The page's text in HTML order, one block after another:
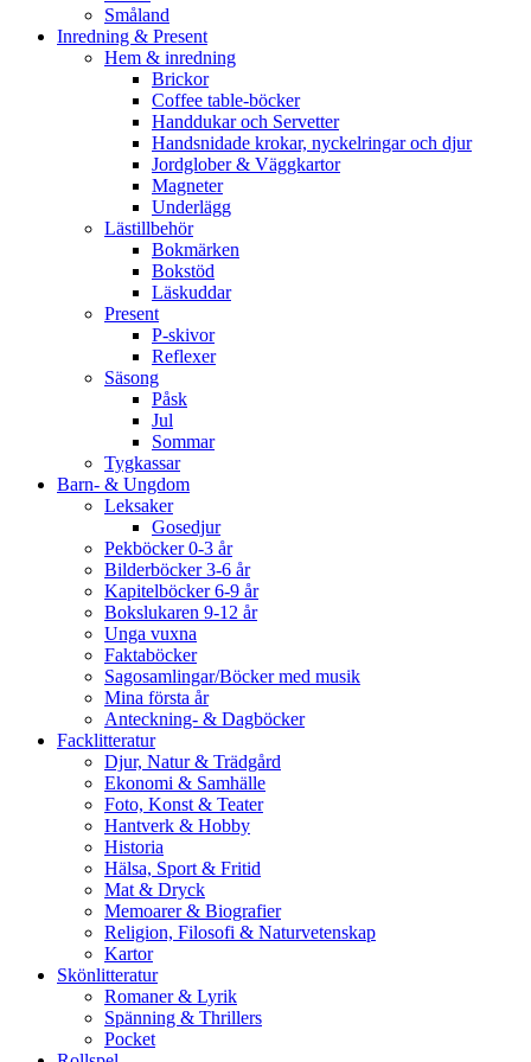
Småland
Inredning & Present
Hem & inredning
Brickor
Coffee table-böcker
Handdukar och Servetter
Handsnidade krokar, nyckelringar och djur
Jordglober & Väggkartor
Magneter
Underlägg
Lästillbehör
Bokmärken
Bokstöd
Läskuddar
Present
P-skivor
Reflexer
Säsong
Påsk
Jul
Sommar
Tygkassar
Barn- & Ungdom
Leksaker
Gosedjur
Pekböcker 0-3 år
Bilderböcker 3-6 år
Kapitelböcker 6-9 år
Bokslukaren 9-12 år
Unga vuxna
Faktaböcker
Sagosamlingar/Böcker med musik
Mina första år
Anteckning- & Dagböcker
Facklitteratur
Djur, Natur & Trädgård
Ekonomi & Samhälle
Foto, Konst & Teater
Hantverk & Hobby
Historia
Hälsa, Sport & Fritid
Mat & Dryck
Memoarer & Biografier
Religion, Filosofi & Naturvetenskap
Kartor
Skönlitteratur
Romaner & Lyrik
Spänning & Thrillers
Pocket